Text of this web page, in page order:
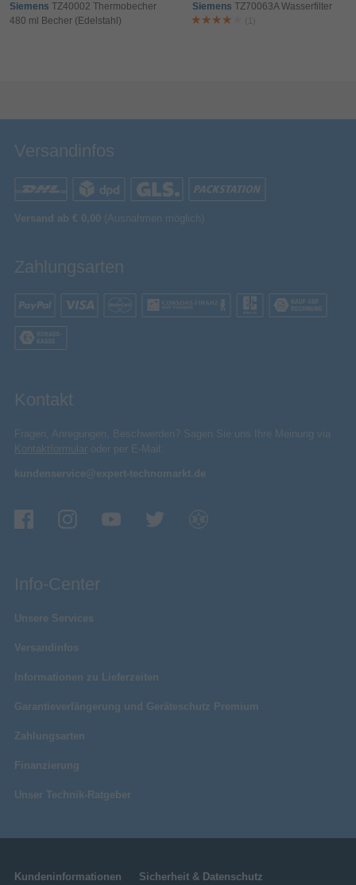
Siemens TZ40002 Thermobecher
480 ml Becher (Edelstahl)
Siemens TZ70063A Wasserfilter
(1)
Versandinfos
Versand ab € 0,00 (Ausnahmen möglich)
Zahlungsarten
Kontakt
Fragen, Anregungen, Beschwerden? Sagen Sie uns Ihre Meinung via
Kontaktformular oder per E-Mail:
kundenservice@expert-technomarkt.de
Info-Center
Unsere Services
Versandinfos
Informationen zu Lieferzeiten
Garantieverlängerung und Geräteschutz Premium
Zahlungsarten
Finanzierung
Unser Technik-Ratgeber
Kundeninformationen Sicherheit & Datenschutz